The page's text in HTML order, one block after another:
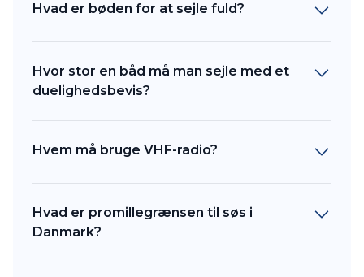
Hvad er bøden for at sejle fuld?
Hvor stor en båd må man sejle med et
duelighedsbevis?
Hvem må bruge VHF-radio?
Hvad er promillegrænsen til søs i
Danmark?